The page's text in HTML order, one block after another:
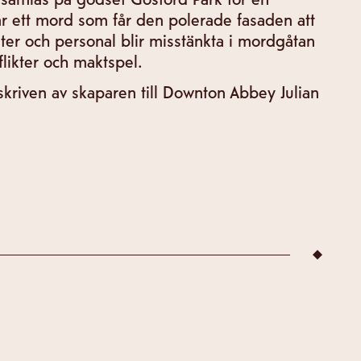
ett mord som får den polerade fasaden att
och personal blir misstänkta i mordgåtan
och maktspel.
av skaparen till Downton Abbey Julian